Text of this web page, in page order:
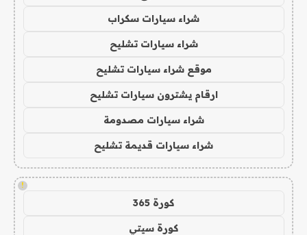
شراء سيارات سكراب
شراء سيارات تشليح
موقع شراء سيارات تشليح
ارقام يشترون سيارات تشليح
شراء سيارات مصدومة
شراء سيارات قديمة تشليح
!
كورة 365
كورة سيتي